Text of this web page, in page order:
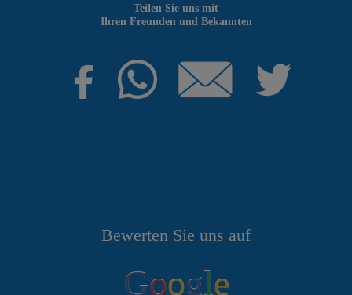
Bewerten Sie uns auf
Google
Teilen Sie uns mit
Ihren Freunden und Bekannten